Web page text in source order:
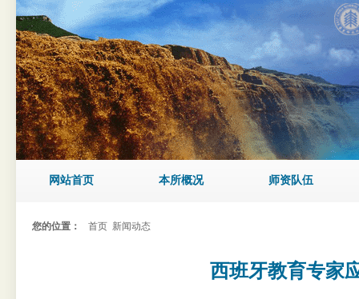
网站首页 本所概况 师资队伍
您的位置： 首页 新闻动态
西班牙教育专家